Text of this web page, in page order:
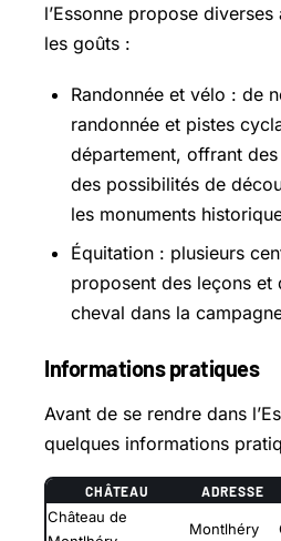
l’Essonne propose
les goûts :
Randonnée et vélo : de
randonnée et pistes
département, offrant
des possibilités de
les monuments
Équitation : plusieurs
proposent des leçons et
cheval dans la
Informations pratiques
Avant de se rendre dans
quelques informations
CHÂTEAU ADRESSE
Château de
Montlhéry